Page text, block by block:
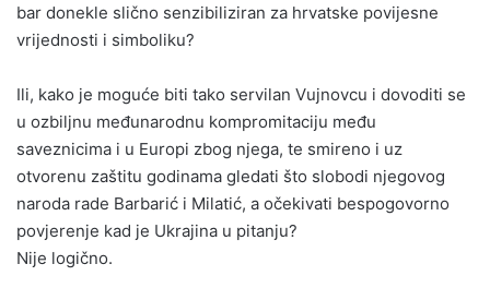
bar donekle slično senzibiliziran za hrvatske povijesne
vrijednosti i simboliku?
Ili, kako je moguće biti tako servilan Vujnovcu i dovoditi se
u ozbiljnu međunarodnu kompromitaciju među
saveznicima i u Europi zbog njega, te smireno i uz
otvorenu zaštitu godinama gledati što slobodi njegovog
naroda rade Barbarić i Milatić, a očekivati bespogovorno
povjerenje kad je Ukrajina u pitanju?
Nije logično.